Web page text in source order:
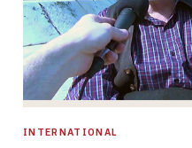
INTERNATIONAL